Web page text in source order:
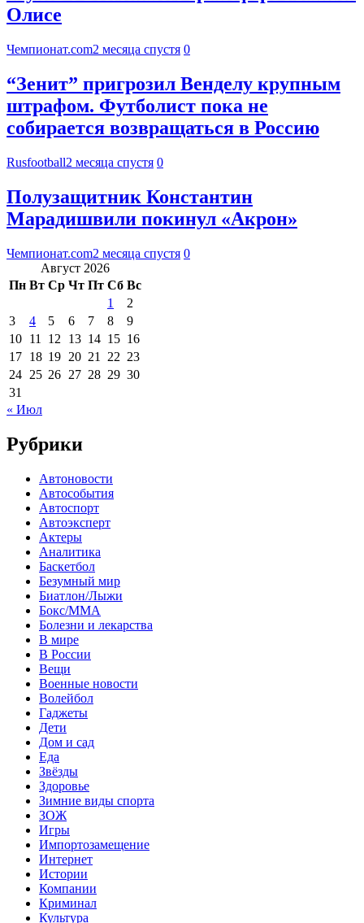
Олисе
Чемпионат.com2 месяца спустя 0
“Зенит” пригрозил Венделу крупным
штрафом. Футболист пока не
собирается возвращаться в Россию
Rusfootball2 месяца спустя 0
Полузащитник Константин
Марадишвили покинул «Акрон»
Чемпионат.com2 месяца спустя 0
Август 2026
Пн Вт Ср Чт Пт Сб Вс
1
2
3
4 5 6 7 8
9
10 11 12 13 14 15 16
17 18 19 20 21 22 23
24 25 26 27 28 29 30
31
« Июл
Рубрики
Автоновости
Автособытия
Автоспорт
Автоэксперт
Актеры
Аналитика
Баскетбол
Безумный мир
Биатлон/Лыжи
Бокс/MMA
Болезни и лекарства
В мире
В России
Вещи
Военные новости
Волейбол
Гаджеты
Дети
Дом и сад
Еда
Звёзды
Здоровье
Зимние виды спорта
ЗОЖ
Игры
Импортозамещение
Интернет
Истории
Компании
Криминал
Культура